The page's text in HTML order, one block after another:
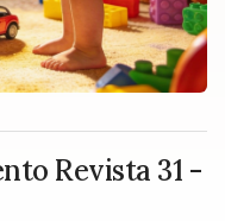
Revista 31 -